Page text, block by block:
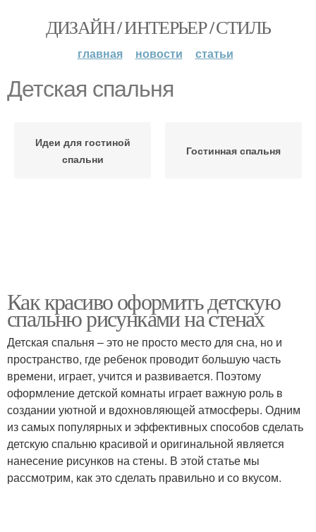
ДИЗАЙН / ИНТЕРЬЕР / СТИЛЬ
главная новости статьи
Детская спальня
Идеи для гостиной
спальни
Гостинная спальня
Как красиво оформить детскую
спальню рисунками на стенах
Детская спальня – это не просто место для сна, но и
пространство, где ребенок проводит большую часть
времени, играет, учится и развивается. Поэтому
оформление детской комнаты играет важную роль в
создании уютной и вдохновляющей атмосферы. Одним
из самых популярных и эффективных способов сделать
детскую спальню красивой и оригинальной является
нанесение рисунков на стены. В этой статье мы
рассмотрим, как это сделать правильно и со вкусом.